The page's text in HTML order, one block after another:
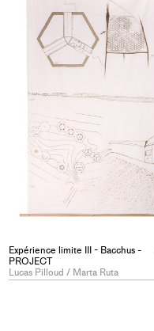
Expérience limite III - Bacchus -
PROJECT
Lucas Pilloud / Marta Ruta